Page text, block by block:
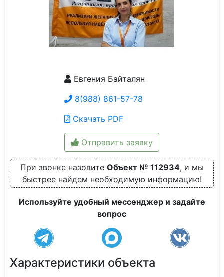
Евгения Байталян
8(988) 861-57-78
Скачать PDF
Отправить заявку
При звонке назовите Объект № 112934, и мы
быстрее найдем необходимую информацию!
Используйте удобный мессенджер и задайте
вопрос
Характеристики объекта